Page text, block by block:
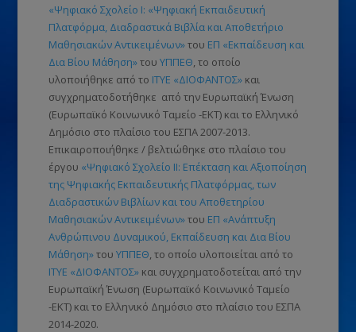
«Ψηφιακό Σχολείο Ι: «Ψηφιακή Εκπαιδευτική
Πλατφόρμα, Διαδραστικά Βιβλία και Αποθετήριο
Μαθησιακών Αντικειμένων»του ΕΠ «Εκπαίδευση και
Δια Βίου Μάθηση»του ΥΠΠΕΘ , το οποίο
υλοποιήθηκε από το ΙΤΥΕ «ΔΙΟΦΑΝΤΟΣ»και
συγχρηματοδοτήθηκε από την Ευρωπαϊκή Ένωση
(Ευρωπαϊκό Κοινωνικό Ταμείο -ΕΚΤ)και το Ελληνικό
Δημόσιο στο πλαίσιο του ΕΣΠΑ 2007-2013.
Επικαιροποιήθηκε / βελτιώθηκε στο πλαίσιο του
έργου «Ψηφιακό Σχολείο ΙΙ: Επέκταση και Αξιοποίηση
της Ψηφιακής Εκπαιδευτικής Πλατφόρμας, των
Διαδραστικών Βιβλίων και του Αποθετηρίου
Μαθησιακών Αντικειμένων»του ΕΠ «Ανάπτυξη
Ανθρώπινου Δυναμικού, Εκπαίδευση και Δια Βίου
Μάθηση»του ΥΠΠΕΘ , το οποίο υλοποιείται από το
ΙΤΥΕ «ΔΙΟΦΑΝΤΟΣ»και συγχρηματοδοτείται από την
Ευρωπαϊκή Ένωση (Ευρωπαϊκό Κοινωνικό Ταμείο
-ΕΚΤ)και το Ελληνικό Δημόσιο στο πλαίσιο του ΕΣΠΑ
2014-2020.